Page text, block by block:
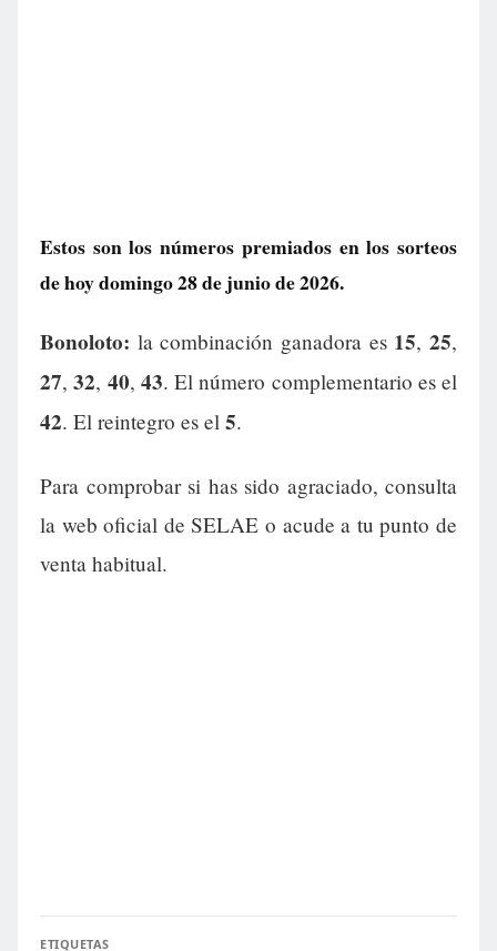
Estos son los números premiados en los sorteos
de hoy domingo 28 de junio de 2026.
Bonoloto: la combinación ganadora es 15,25,
27,32, 40, 43. El número complementario es el
42. El reintegro es el 5.
Para comprobar si has sido agraciado, consulta
la web oficial de SELAE o acude a tu punto de
venta habitual.
ETIQUETAS